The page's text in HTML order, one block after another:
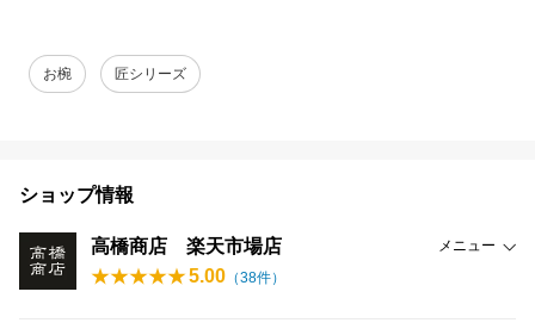
お椀 匠シリーズ
ショップ情報
高橋商店 楽天市場店 メニュー
5.00 （38件）